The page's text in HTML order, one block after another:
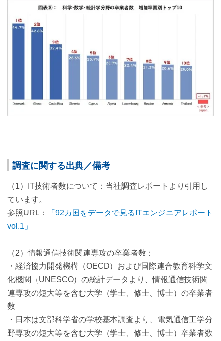
調査に関する出典／備考
（1）IT技術者数について：当社調査レポートより引用し
ています。
参照URL：
「92カ国をデータで見るITエンジニアレポート
vol.1」
（2）情報通信技術関連専攻の卒業者数：
・経済協力開発機構（OECD）および国際連合教育科学文
化機関（UNESCO）の統計データより、情報通信技術関
連専攻の短大等を含む大学（学士、修士、博士）の卒業者
数
・日本は文部科学省の学校基本調査より、電気通信工学分
野専攻の短大等を含む大学（学士、修士、博士）卒業者数